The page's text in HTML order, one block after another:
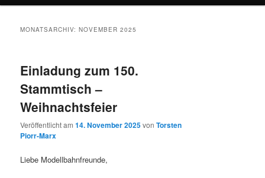
MONATSARCHIV:NOVEMBER 2025
Einladung zum 150.
Stammtisch –
Weihnachtsfeier
Veröffentlicht am14. November 2025vonTorsten
Piorr-Marx
Liebe Modellbahnfreunde,